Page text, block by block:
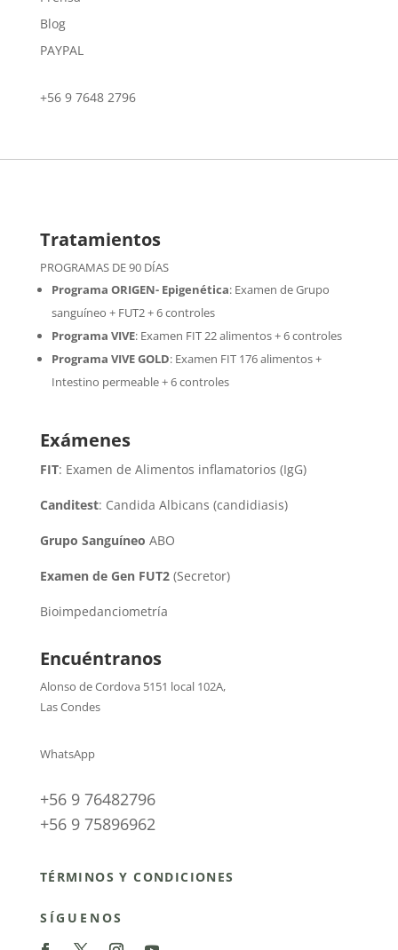
Blog
PAYPAL
+56 9 7648 2796
Tratamientos
PROGRAMAS DE 90 DÍAS
Programa ORIGEN- Epigenética:Examen de Grupo
sanguíneo + FUT2 + 6 controles
Programa VIVE: Examen FIT 22 alimentos + 6 controles
Programa VIVE GOLD: Examen FIT 176 alimentos +
Intestino permeable + 6 controles
Exámenes
FIT: Examen de Alimentos inflamatorios (IgG)
Canditest: Candida Albicans (candidiasis)
Grupo Sanguíneo ABO
Examen de Gen FUT2(Secretor)
Bioimpedanciometría
Encuéntranos
Alonso de Cordova 5151 local 102A,
Las Condes
WhatsApp
+56 9 76482796
+56 9 75896962
TÉRMINOS Y CONDICIONES
SÍGUENOS